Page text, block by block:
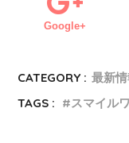
Google+
CATEGORY : 最新
TAGS :
スマイル